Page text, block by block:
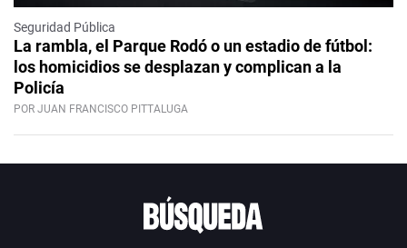
Seguridad Pública
La rambla, el Parque Rodó o un estadio de fútbol:
los homicidios se desplazan y complican a la
Policía
POR JUAN FRANCISCO PITTALUGA